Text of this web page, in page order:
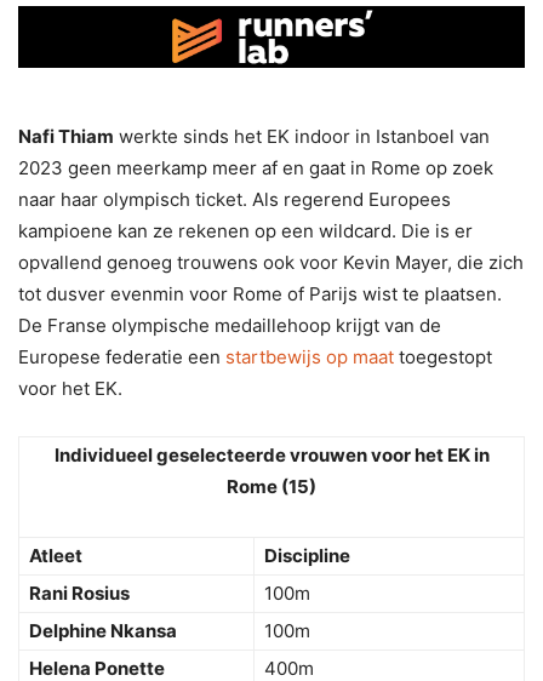
Nafi Thiam werkte sinds het EK indoor in Istanboel van
2023 geen meerkamp meer af en gaat in Rome op zoek
naar haar olympisch ticket. Als regerend Europees
kampioene kan ze rekenen op een wildcard. Die is er
opvallend genoeg trouwens ook voor Kevin Mayer, die zich
tot dusver evenmin voor Rome of Parijs wist te plaatsen.
De Franse olympische medaillehoop krijgt van de
Europese federatie een startbewijs op maat toegestopt
voor het EK.
Individueel geselecteerde vrouwen voor het EK in
Rome (15)
Atleet
Discipline
Rani Rosius
100m
Delphine Nkansa
100m
Helena Ponette
400m